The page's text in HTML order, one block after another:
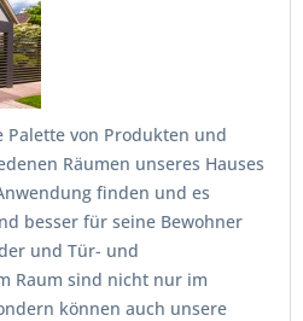
Palette von Produkten und
Räumen unseres Hauses
finden und es
besser für seine Bewohner
und Tür- und
Raum sind nicht nur im
können auch unsere